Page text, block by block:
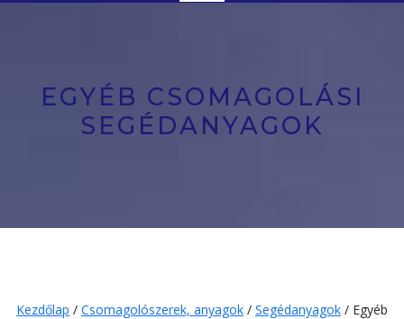
Button
EGYÉB CSOMAGOLÁSI
SEGÉDANYAGOK
Kezdőlap / Csomagolószerek, anyagok / Segédanyagok / Egyéb